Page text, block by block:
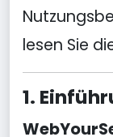
lesen Sie
1.